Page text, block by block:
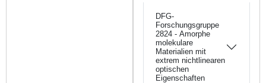
DFG-
Forschungsgruppe
2824 - Amorphe
molekulare
Materialien mit
extrem nichtlinearen
optischen
Eigenschaften